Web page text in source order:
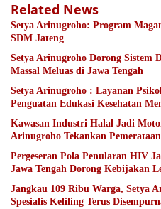
Related News
Setya Arinugroho: Program
SDM Jateng
Setya Arinugroho Dorong Sistem
Massal Meluas di Jawa Tengah
Setya Arinugroho : Layanan
Penguatan Edukasi Kesehatan
Kawasan Industri Halal Jadi
Arinugroho Tekankan
Pergeseran Pola Penularan HIV
Jawa Tengah Dorong Kebijakan
Jangkau 109 Ribu Warga, Setya
Spesialis Keliling Terus